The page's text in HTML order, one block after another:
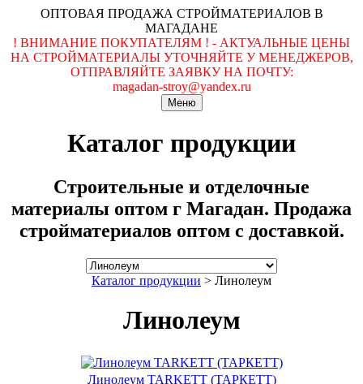
ОПТОВАЯ ПРОДАЖА СТРОЙМАТЕРИАЛОВ В
МАГАДАНЕ
! ВНИМАНИЕ ПОКУПАТЕЛЯМ ! - АКТУАЛЬНЫЕ ЦЕНЫ
НА СТРОЙМАТЕРИАЛЫ УТОЧНЯЙТЕ У МЕНЕДЖЕРОВ,
ОТПРАВЛЯЙТЕ ЗАЯВКУ НА ПОЧТУ:
magadan-stroy@yandex.ru
Меню
Каталог продукции
Строительные и отделочные
материалы оптом г Магадан. Продажа
стройматериалов оптом с доставкой.
Каталог продукции > Линолеум
Линолеум
Линолеум TARKETT (ТАРКЕТТ)